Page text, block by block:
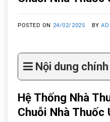
POSTED ON 24/02/2025 BY
Nội dung chính
Hệ Thống Nhà
Chuỗi Nhà Thuốc